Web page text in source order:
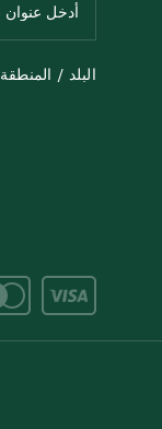
البلد / المنطقة